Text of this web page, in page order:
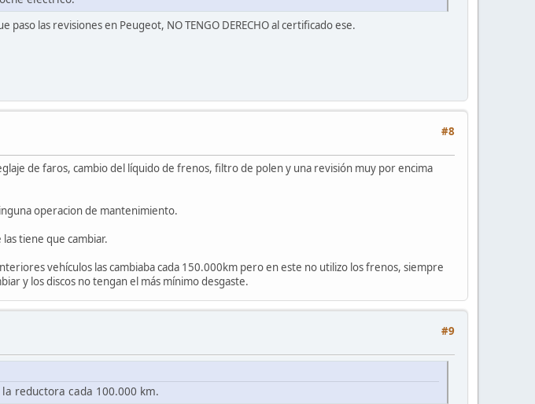
las revisiones en Peugeot, NO TENGO DERECHO al certificado ese.
#8
de faros, cambio del líquido de frenos, filtro de polen y una revisión muy por encima
operacion de mantenimiento.
tiene que cambiar.
vehículos las cambiaba cada 150.000km pero en este no utilizo los frenos, siempre
y los discos no tengan el más mínimo desgaste.
#9
reductora cada 100.000 km.